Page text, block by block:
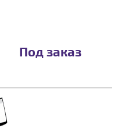
Под заказ